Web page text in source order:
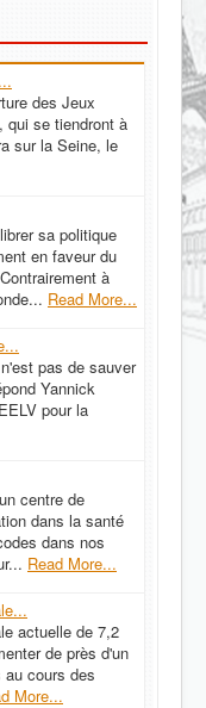
des Jeux
qui se tiendront à
sur la Seine, le
sa politique
en faveur du
à
Read More...
pas de sauver
Yannick
pour la
centre de
dans la santé
dans nos
Read More...
actuelle de 7,2
de près d'un
au cours des
More...